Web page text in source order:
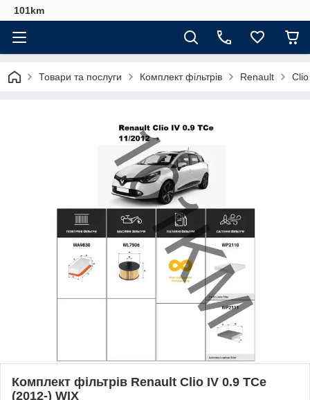
101km
Товари та послуги Комплект фільтрів Renault
Комплект фільтрів Renault Clio IV 0.9 TCe
(2012-) WIX